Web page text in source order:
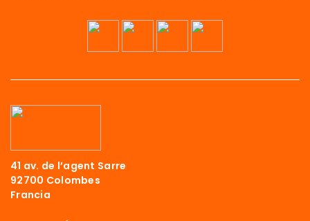
41 av. de l’agent Sarre
92700 Colombes
Francia